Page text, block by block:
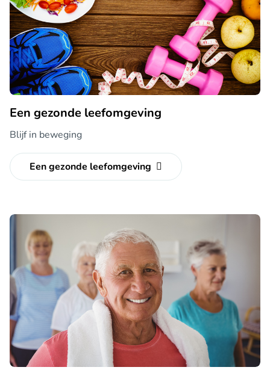
Een gezonde leefomgeving
Blijf in beweging
Een gezonde leefomgeving